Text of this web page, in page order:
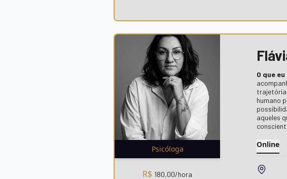
Psicóloga
R$ 180,00/hora
O que
trajetória
humano
aqueles
Online